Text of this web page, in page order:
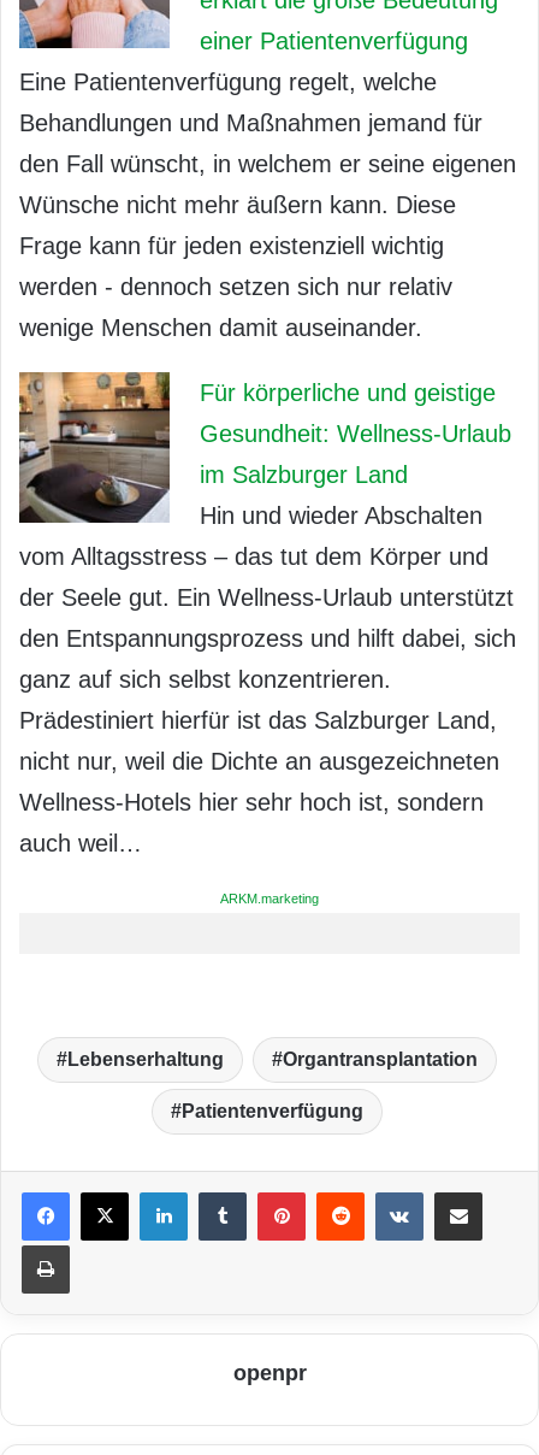
einer Patientenverfügung
Eine Patientenverfügung regelt, welche
Behandlungen und Maßnahmen jemand für
den Fall wünscht, in welchem er seine eigenen
Wünsche nicht mehr äußern kann. Diese
Frage kann für jeden existenziell wichtig
werden - dennoch setzen sich nur relativ
wenige Menschen damit auseinander.
Für körperliche und geistige
Gesundheit: Wellness-Urlaub
im Salzburger Land
Hin und wieder Abschalten
vom Alltagsstress – das tut dem Körper und
der Seele gut. Ein Wellness-Urlaub unterstützt
den Entspannungsprozess und hilft dabei, sich
ganz auf sich selbst konzentrieren.
Prädestiniert hierfür ist das Salzburger Land,
nicht nur, weil die Dichte an ausgezeichneten
Wellness-Hotels hier sehr hoch ist, sondern
auch weil…
ARKM.marketing
Lebenserhaltung Organtransplantation
Patientenverfügung
LinkedIn VKontakte
Drucken
openpr